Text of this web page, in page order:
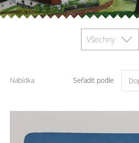
Všechny
Nabídka Seřadit podle